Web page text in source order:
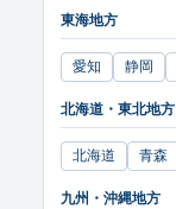
東海地方
愛知 静岡
北海道・東北地方
北海道 青森
九州・沖縄地方